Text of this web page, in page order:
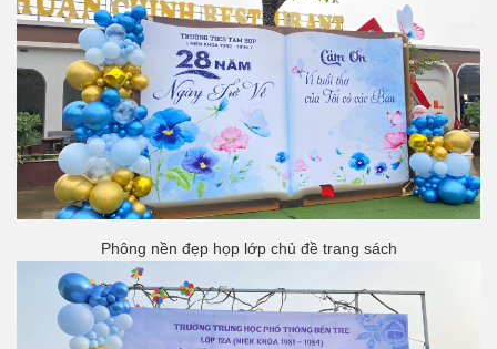
Phông nền đẹp họp lớp chủ đề trang sách